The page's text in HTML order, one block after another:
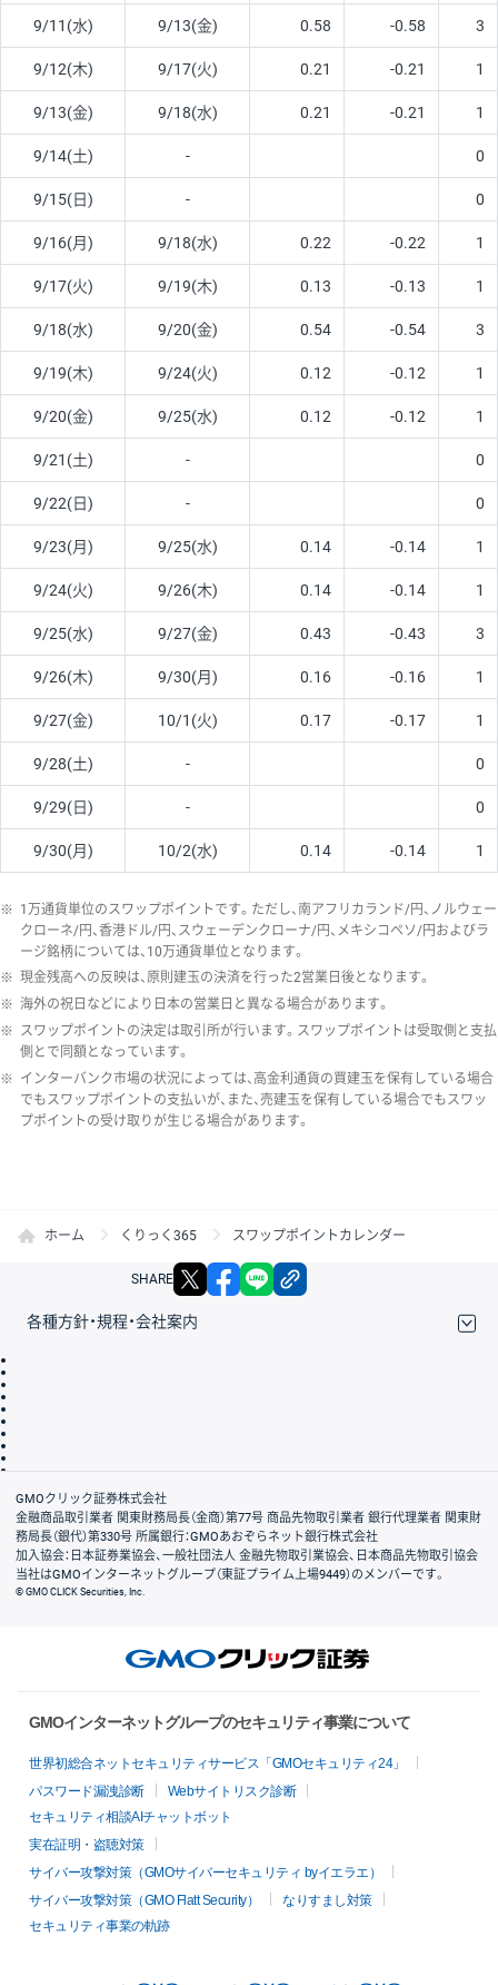
9/11(水) 9/13(金) 0.58 -0.58 3
9/12(木) 9/17(火) 0.21 -0.21 1
9/13(金) 9/18(水) 0.21 -0.21 1
9/14(土) - 0
9/15(日) - 0
9/16(月) 9/18(水) 0.22 -0.22 1
9/17(火) 9/19(木) 0.13 -0.13 1
9/18(水) 9/20(金) 0.54 -0.54 3
9/19(木) 9/24(火) 0.12 -0.12 1
9/20(金) 9/25(水) 0.12 -0.12 1
9/21(土) - 0
9/22(日) - 0
9/23(月) 9/25(水) 0.14 -0.14 1
9/24(火) 9/26(木) 0.14 -0.14 1
9/25(水) 9/27(金) 0.43 -0.43 3
9/26(木) 9/30(月) 0.16 -0.16 1
9/27(金) 10/1(火) 0.17 -0.17 1
9/28(土) - 0
9/29(日) - 0
9/30(月) 10/2(水) 0.14 -0.14 1
※ 1万通貨単位のスワップポイントです。ただし、南アフリカランド/円、ノルウェー
クローネ/円、香港ドル/円、スウェーデンクローナ/円、メキシコペソ/円およびラ
ージ銘柄については、10万通貨単位となります。
※ 現金残高への反映は、原則建玉の決済を行った2営業日後となります。
※ 海外の祝日などにより日本の営業日と異なる場合があります。
※ スワップポイントの決定は取引所が行います。スワップポイントは受取側と支払
側とで同額となっています。
※ インターバンク市場の状況によっては、高金利通貨の買建玉を保有している場合
でもスワップポイントの支払いが、また、売建玉を保有している場合でもスワッ
プポイントの受け取りが生じる場合があります。
ホーム くりっく365 スワップポイントカレンダー
SHARE X facebook
各種方針・規程・会社案内
会社案内
GMOクリック証券株式会社
金融商品取引業者 関東財務局長（金商）第77号 商品先物取引業者 銀行代理業者 関東財
務局長（銀代）第330号 所属銀行：GMOあおぞらネット銀行株式会社
加入協会：日本証券業協会、一般社団法人 金融先物取引業協会、日本商品先物取引協会
当社はGMOインターネットグループ（東証プライム上場9449）のメンバーです。
© GMO CLICK Securities, Inc.
GMOインターネットグループのセキュリティ事業について
世界初総合ネットセキュリティサービス「GMOセキュリティ24」
パスワード漏洩診断
Webサイトリスク診断
セキュリティ相談AIチャットボット
実在証明・盗聴対策
サイバー攻撃対策（GMOサイバーセキュリティ byイエラエ）
サイバー攻撃対策（GMO Flatt Security）
なりすまし対策
セキュリティ事業の軌跡